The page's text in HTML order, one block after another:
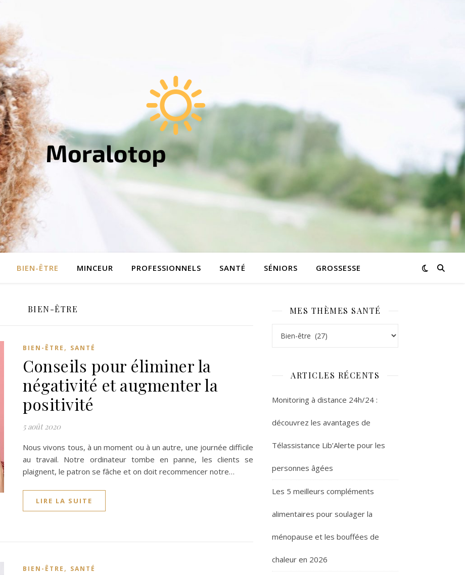
BIEN-ÊTRE MINCEUR PROFESSIONNELS SANTÉ SÉNIORS GROSSESSE
BIEN-ÊTRE
BIEN-ÊTRE , SANTÉ
Conseils pour éliminer la
négativité et augmenter la
positivité
5 août 2020
Nous vivons tous, à un moment ou à un autre, une journée difficile
au travail. Notre ordinateur tombe en panne, les clients se
plaignent, le patron se fâche et on doit recommencer notre…
LIRE LA SUITE
BIEN-ÊTRE , SANTÉ
MES THÈMES SANTÉ
ARTICLES RÉCENTS
Monitoring à distance 24h/24 :
découvrez les avantages de
Télassistance Lib’Alerte pour les
personnes âgées
Les 5 meilleurs compléments
alimentaires pour soulager la
ménopause et les bouffées de
chaleur en 2026